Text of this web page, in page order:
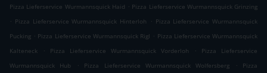
Pizza Lieferservice Wurmannsquick Haid . Pizza Lieferservice Wurmannsquick Grinzing
. Pizza Lieferservice Wurmannsquick Hinterloh . Pizza Lieferservice Wurmannsquick
Pucking . Pizza Lieferservice Wurmannsquick Rigl . Pizza Lieferservice Wurmannsquick
Kalteneck
. Pizza Lieferservice Wurmannsquick Vorderloh .
Pizza Lieferservice
Wurmannsquick Hub
. Pizza Lieferservice Wurmannsquick Wolfersberg .
Pizza